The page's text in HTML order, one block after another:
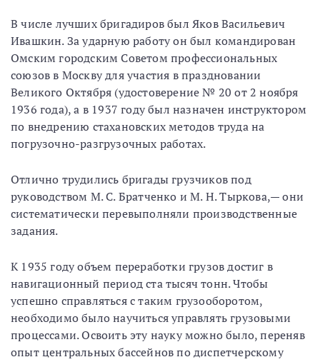
В числе лучших бригадиров был Яков Васильевич
Ивашкин. За ударную работу он был командирован
Омским городским Советом профессиональных
союзов в Москву для участия в праздновании
Великого Октября (удостоверение № 20 от 2 ноября
1936 года), а в 1937 году был назначен инструктором
по внедрению стахановских методов труда на
погрузочно-разгрузочных работах.
Отлично трудились бригады грузчиков под
руководством М. С. Братченко и М. Н. Тыркова,— они
систематически перевыполняли производственные
задания.
К 1935 году объем переработки грузов достиг в
навигационный период ста тысяч тонн. Чтобы
успешно справляться с таким грузооборотом,
необходимо было научиться управлять грузовыми
процессами. Освоить эту науку можно было, переняв
опыт центральных бассейнов по диспетчерскому